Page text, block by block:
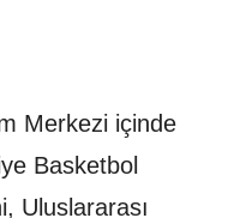
Merkezi içinde
Basketbol
Uluslararası